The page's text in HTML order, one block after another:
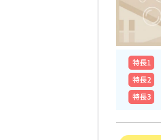
特⻑1
特⻑2
特⻑3